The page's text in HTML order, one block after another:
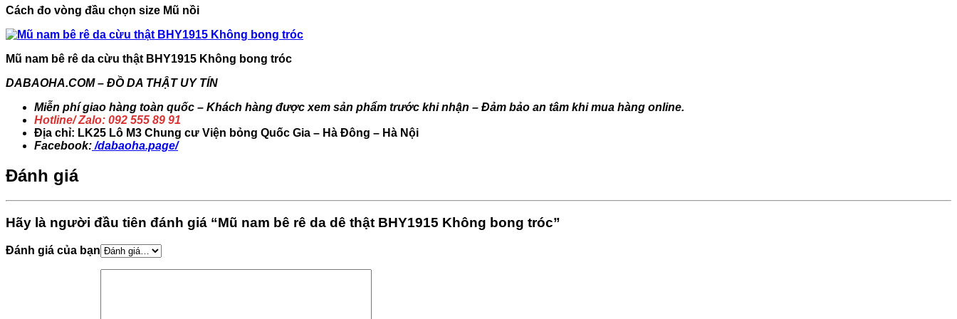
Cách đo vòng đầu chọn size Mũ nồi
Mũ nam bê rê da cừu thật BHY1915 Không bong tróc
DABAOHA.COM – ĐỒ DA THẬT UY TÍN
Miễn phí giao hàng toàn quốc – Khách hàng được xem sản phẩm trước khi nhận – Đảm bảo an tâm khi mua hàng online.
Hotline/ Zalo: 092 555 89 91
Địa chỉ: LK25 Lô M3 Chung cư Viện bỏng Quốc Gia – Hà Đông – Hà Nội
Facebook: /dabaoha.page/
Đánh giá
Hãy là người đầu tiên đánh giá “Mũ nam bê rê da dê thật BHY1915 Không bong tróc”
Đánh giá của bạn